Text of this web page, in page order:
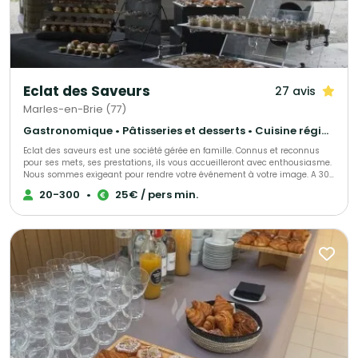
Eclat des Saveurs 27 avis
Marles-en-Brie (77)
Gastronomique • Pâtisseries et desserts • Cuisine régionale
Eclat des saveurs est une société gérée en famille. Connus et reconnus
pour ses mets, ses prestations, ils vous accueilleront avec enthousiasme.
Nous sommes exigeant pour rendre votre événement à votre image. A 30
km de Paris, Traiteur organisation réception, Location de salles pour tous
budget, Séminaires... Pour le succès de votre événement, nous seront à
s'adapteront à votre budget. Notre entreprise répondra à toutes vos
attentes pour un événement privé, familiale ou professionnel.
20-300 • 25€ / pers min.